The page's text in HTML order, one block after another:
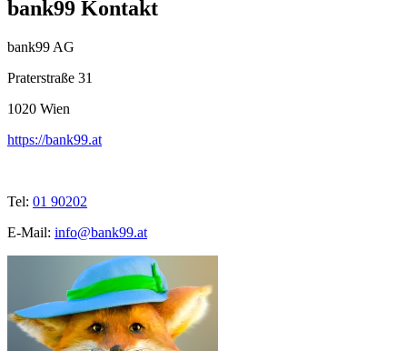
bank99 Kontakt
bank99 AG
Praterstraße 31
1020 Wien
https://bank99.at
Tel: 01 90202
E-Mail: info@bank99.at